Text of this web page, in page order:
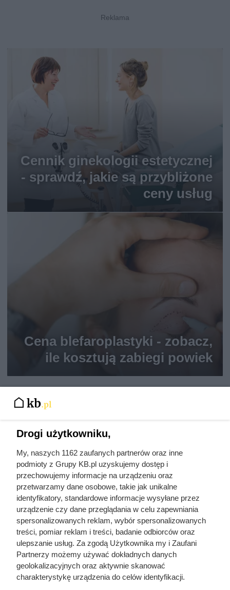
Cennik ginekologii estetycznej
- sprawdź, jakie są przybliżone
ceny usług
Cena blefaroplastyki - zobacz,
ile kosztują zabiegi powiek
Drogi użytkowniku,
My, naszych 1162 zaufanych partnerów oraz inne
podmioty z Grupy KB.pl uzyskujemy dostęp i
przechowujemy informacje na urządzeniu oraz
przetwarzamy dane osobowe, takie jak unikalne
identyfikatory, standardowe informacje wysyłane przez
urządzenie czy dane przeglądania w celu zapewniania
spersonalizowanych reklam, wybór spersonalizowanych
treści, pomiar reklam i treści, badanie odbiorców oraz
ulepszanie usług. Za zgodą Użytkownika my i Zaufani
Partnerzy możemy używać dokładnych danych
geolokalizacyjnych oraz aktywnie skanować
charakterystykę urządzenia do celów identyfikacji.